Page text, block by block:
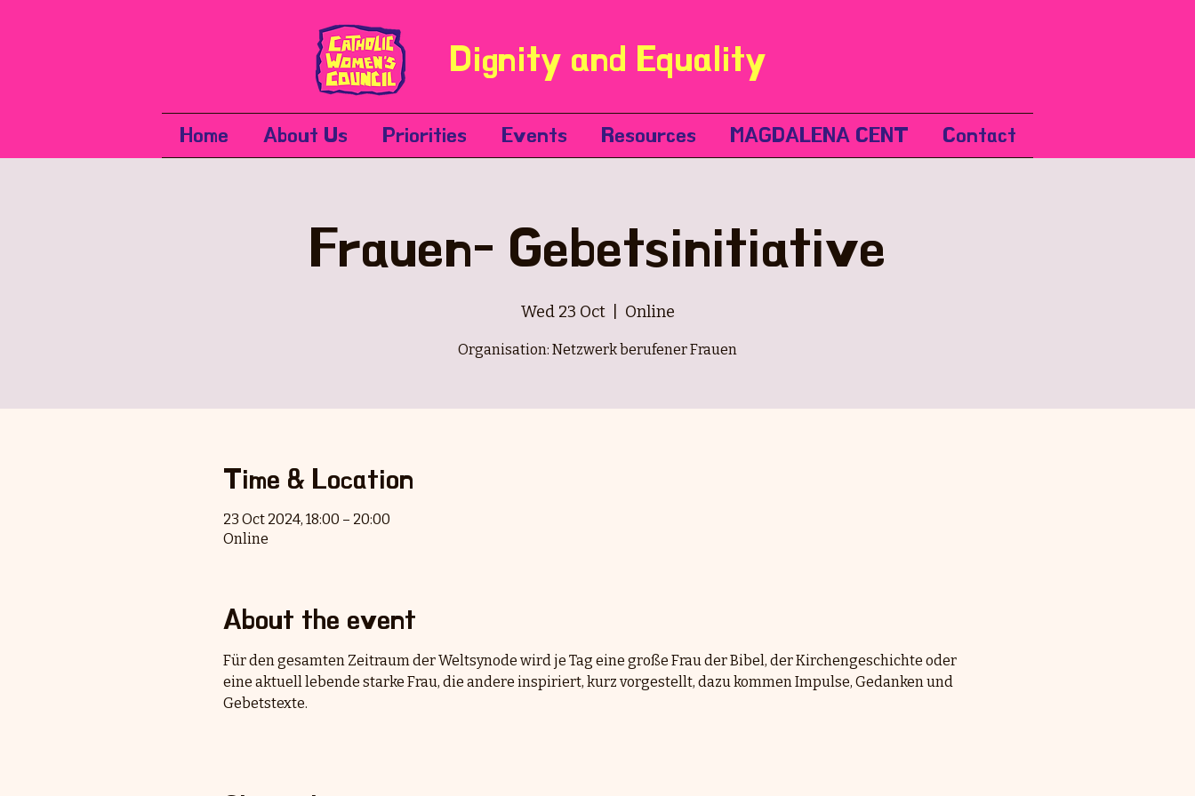
Dignity and Equality
Home About Us Priorities Events Resources MAGDALENA CENT Contact
Frauen- Gebetsinitiative
Wed 23 Oct
  |
Online
Organisation: Netzwerk berufener Frauen
Time & Location
23 Oct 2024, 18:00 – 20:00
Online
About the event
Für den gesamten Zeitraum der Weltsynode wird je Tag eine große Frau der Bibel, der Kirchengeschichte oder
eine aktuell lebende starke Frau, die andere inspiriert, kurz vorgestellt, dazu kommen Impulse, Gedanken und
Gebetstexte.